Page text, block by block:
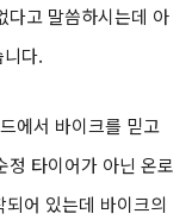
다고 말씀하시는데 아
다.
에서 바이크를 믿고
정 타이어가 아닌 온로
어 있는데 바이크의